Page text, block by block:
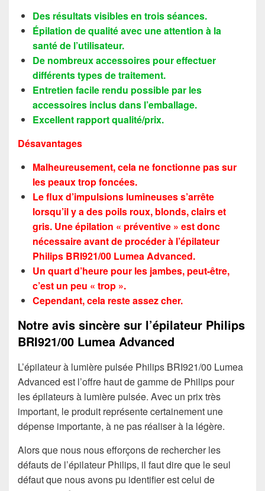
Des résultats visibles en trois séances.
Épilation de qualité avec une attention à la
santé de l’utilisateur.
De nombreux accessoires pour effectuer
différents types de traitement.
Entretien facile rendu possible par les
accessoires inclus dans l’emballage.
Excellent rapport qualité/prix.
Désavantages
Malheureusement, cela ne fonctionne pas sur
les peaux trop foncées.
Le flux d’impulsions lumineuses s’arrête
lorsqu’il y a des poils roux, blonds, clairs et
gris. Une épilation « préventive » est donc
nécessaire avant de procéder à l’épilateur
Philips BRI921/00 Lumea Advanced.
Un quart d’heure pour les jambes, peut-être,
c’est un peu « trop ».
Cependant, cela reste assez cher.
Notre avis sincère sur l’épilateur Philips
BRI921/00 Lumea Advanced
L’épilateur à lumière pulsée Philips BRI921/00 Lumea
Advanced est l’offre haut de gamme de Philips pour
les épilateurs à lumière pulsée. Avec un prix très
important, le produit représente certainement une
dépense importante, à ne pas réaliser à la légère.
Alors que nous nous efforçons de rechercher les
défauts de l’épilateur Philips, il faut dire que le seul
défaut que nous avons pu identifier est celui de